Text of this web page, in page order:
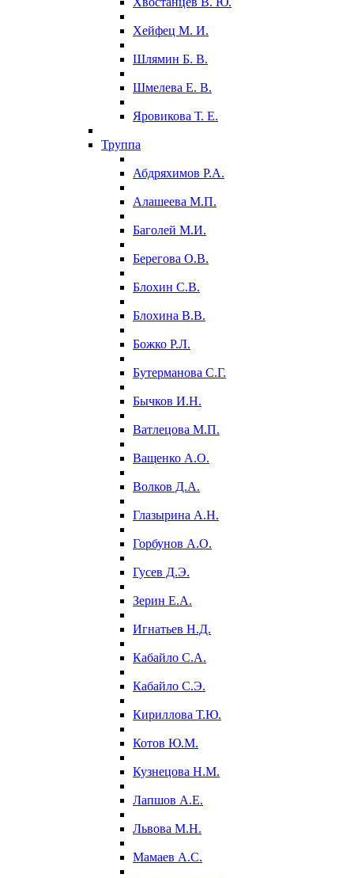
Хейфец М. И.
Шлямин Б. В.
Шмелева Е. В.
Яровикова Т. Е.
Труппа
Абдряхимов Р.А.
Алашеева М.П.
Баголей М.И.
Берегова О.В.
Блохин С.В.
Блохина В.В.
Божко Р.Л.
Бутерманова С.Г.
Бычков И.Н.
Ватлецова М.П.
Ващенко А.О.
Волков Д.А.
Глазырина А.Н.
Горбунов А.О.
Гусев Д.Э.
Зерин Е.А.
Игнатьев Н.Д.
Кабайло С.А.
Кабайло С.Э.
Кириллова Т.Ю.
Котов Ю.М.
Кузнецова Н.М.
Лапшов А.Е.
Львова М.Н.
Мамаев А.С.